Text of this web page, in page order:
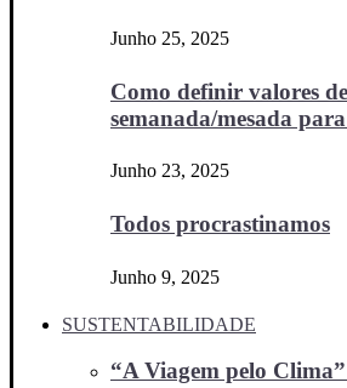
Junho 25, 2025
Como definir valores de
semanada/mesada
Junho 23, 2025
Todos procrastinamos
Junho 9, 2025
SUSTENTABILIDADE
“A Viagem pelo